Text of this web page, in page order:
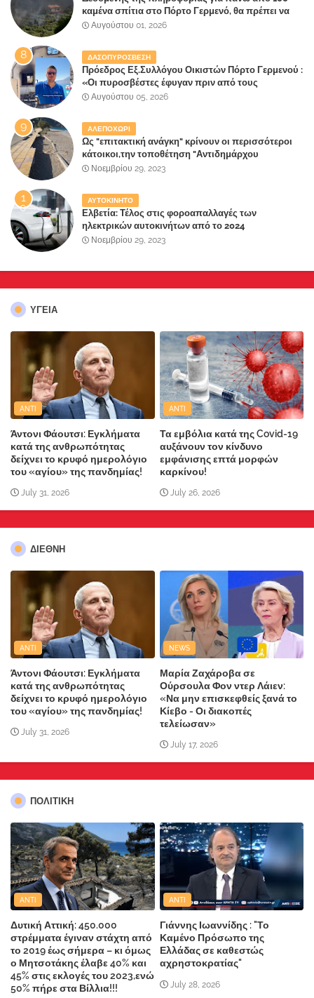
καμένα σπίτια στο Πόρτο Γερμενό, θα πρέπει να
αναζητηθούν ευθύνες για την ολοσχερή
επίγειου παραδείσου της Αττικής
Αυγούστου 01, 2026
ΔΑΣΟΠΥΡΟΣΒΕΣΗ
Πρόεδρος Εξ.Συλλόγου Οικιστών Πόρτο Γερμενού :
«Οι πυροσβέστες έφυγαν πριν από τους
κατοίκους»
Αυγούστου 05, 2026
ΑΛΕΠΟΧΩΡΙ
Ως "επιτακτική ανάγκη" κρίνουν οι περισσότεροι
κάτοικοι,την τοποθέτηση "Αντιδημάρχου
Παραλιακής Ζώνης" στο Δήμο Μάνδρας-Ειδυλλίας!
Νοεμβρίου 29, 2023
ΑΥΤΟΚΙΝΗΤΟ
Ελβετία: Τέλος στις φοροαπαλλαγές των
ηλεκτρικών αυτοκινήτων από το 2024
Νοεμβρίου 29, 2023
ΥΓΕΙΑ
ANTI
Άντονι Φάουτσι: Εγκλήματα
κατά της ανθρωπότητας
δείχνει το κρυφό ημερολόγιο
του «αγίου» της πανδημίας!
July 31, 2026
ANTI
Τα εμβόλια κατά της Covid-19
αυξάνουν τον κίνδυνο
εμφάνισης επτά μορφών
καρκίνου!
July 26, 2026
ΔΙΕΘΝΗ
ANTI
Άντονι Φάουτσι: Εγκλήματα
κατά της ανθρωπότητας
δείχνει το κρυφό ημερολόγιο
του «αγίου» της πανδημίας!
July 31, 2026
NEWS
Μαρία Ζαχάροβα σε
Ούρσουλα Φον ντερ Λάιεν:
«Να μην επισκεφθείς ξανά το
Κίεβο - Οι διακοπές
τελείωσαν»
July 17, 2026
ΠΟΛΙΤΙΚΗ
ANTI
Δυτική Αττική: 450.000
στρέμματα έγιναν στάχτη από
το 2019 έως σήμερα – κι όμως
ο Μητσοτάκης έλαβε 40% και
45% στις εκλογές του 2023,ενώ
50% πήρε στα Βίλλια!!!
ANTI
Γιάννης Ιωαννίδης : "Το
Καμένο Πρόσωπο της
Ελλάδας σε καθεστώς
αχρηστοκρατίας"
July 28, 2026